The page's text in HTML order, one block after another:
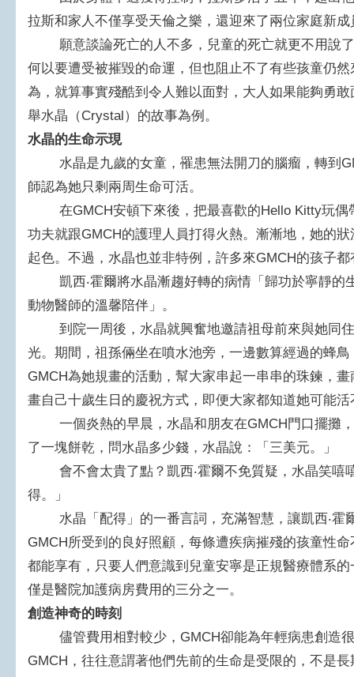
拉斯和家人不僅享受天倫之樂，還迎來了兩位家庭新
願意談論死亡的人不多，兒童的死亡就更不用說了
何以要遭受被摧毀的命運，但也阻止不了有些孩童仍
為，就算事實殘酷到令人難以面對，大人如果能夠勇
舉水晶（Crystal）的故事為例。
水晶的生命示現
水晶是九歲的女童，罹患無法開刀的腦瘤，轉到
師認為她只剩兩周生命可活。
在GMCH安頓下來後，把最喜歡的Hello Kitty玩偶
功夫就跟GMCH的護理人員打得火熱。漸漸地，她的
起色。不過，水晶也並非特例，許多來GMCH的孩子
凱西‧霍爾將水晶漸趨好轉的病情「歸功於寧靜的
動物醫師的溫馨陪伴」。
到院一周後，水晶就興奮地邀請祖母前來與她同住
光。期間，祖孫倆坐在噴水池旁，一邊數算經過的蜂
GMCH為她規畫的活動，幫大家串起一串串的珠鍊，
畫自己十歲生日的慶祝方式，即便大家都知道她可能
一個炎熱的早晨，水晶和朋友在GMCH門口擺攤，
了一塊餅乾，問水晶多少錢，水晶說：「三美元。」
會不會太貴了點？凱西‧霍爾不免質疑，水晶笑嘻
得。」
水晶「配得」的一番言詞，充滿智慧，讓凱西‧霍
GMCH所受到的良好照顧，每條遭疾病摧殘的孩童性
都能享有，只要人們意識到兒童安寧是正規醫療體系
僅是醫院加護病房費用的三分之一。
創造神奇的時刻
儘管費用相對較少，GMCH卻能為年輕病患創造很
GMCH，往往意謂著他們先前的生命是受限的，不是